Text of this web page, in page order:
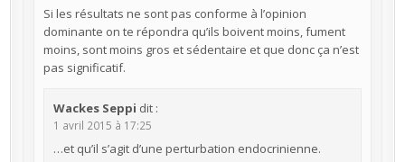
Si les résultats ne sont pas conforme à l’opinion
dominante on te répondra qu’ils boivent moins, fument
moins, sont moins gros et sédentaire et que donc ça n’est
pas significatif.
Wackes Seppi dit :
1 avril 2015 à 17:25
…et qu’il s’agit d’une perturbation endocrinienne.